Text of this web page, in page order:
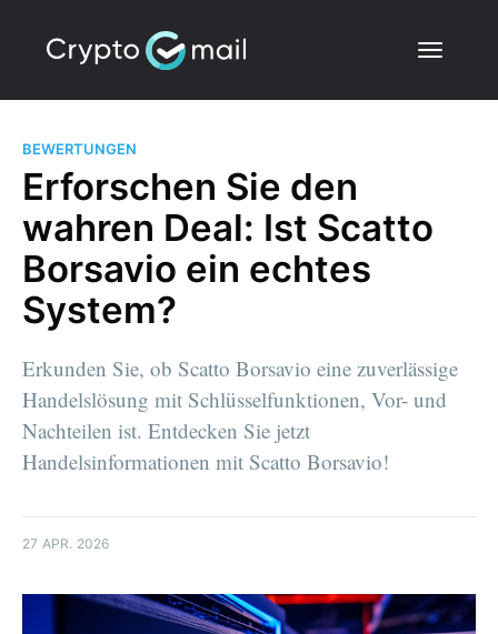
BEWERTUNGEN
Erforschen Sie den
wahren Deal: Ist Scatto
Borsavio ein echtes
System?
Erkunden Sie, ob Scatto Borsavio eine zuverlässige
Handelslösung mit Schlüsselfunktionen, Vor- und
Nachteilen ist. Entdecken Sie jetzt
Handelsinformationen mit Scatto Borsavio!
27 APR. 2026